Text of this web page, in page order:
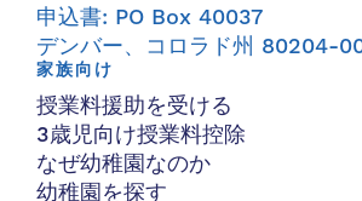
申込書: PO Box 40037
デンバー、コロラド州 80204-
家族向け
授業料援助を受ける
3歳児向け授業料控除
なぜ幼稚園なのか
幼稚園を探す